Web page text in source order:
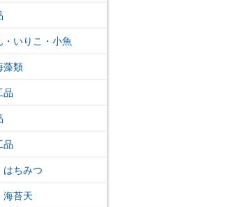
・いりこ・小魚
藻類
品
品
はちみつ
海苔天